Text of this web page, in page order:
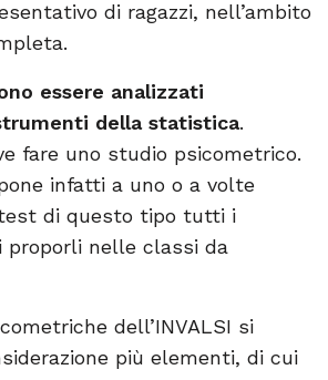
di ragazzi, nell’ambito
essere analizzati
della statistica.
fare uno studio psicometrico.
infatti a uno o a volte
di questo tipo tutti i
proporli nelle classi da
dell’INVALSI si
più elementi, di cui